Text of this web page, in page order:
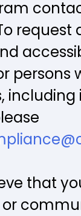
request
persons
that